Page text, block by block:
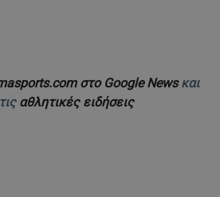
στο Google Newsκαι
αθλητικές ειδήσεις